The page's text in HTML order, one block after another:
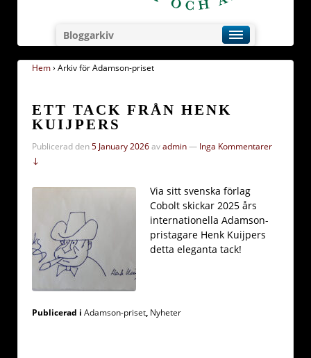
Bloggarkiv
Hem› Arkiv för Adamson-priset
ETT TACK FRÅN HENK
KUIJPERS
Publicerad den5 January 2026avadmin— Inga Kommentarer
↓
Via sitt svenska förlag
Cobolt skickar 2025 års
internationella Adamson-
pristagare Henk Kuijpers
detta eleganta tack!
Publicerad i Adamson-priset, Nyheter